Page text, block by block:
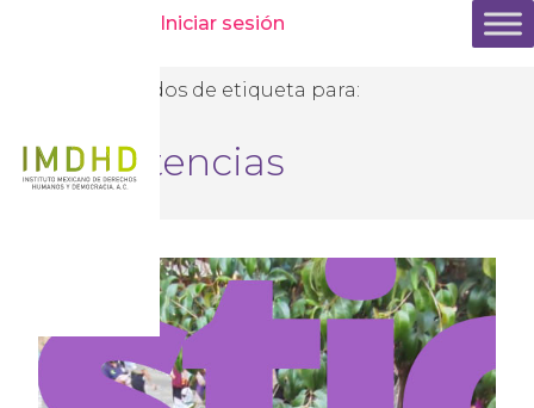
Iniciar sesión
Resultados de etiqueta para:
Sentencias